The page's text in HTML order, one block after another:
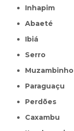
Inhapim
Abaeté
Ibiá
Serro
Muzambinho
Paraguaçu
Perdões
Caxambu